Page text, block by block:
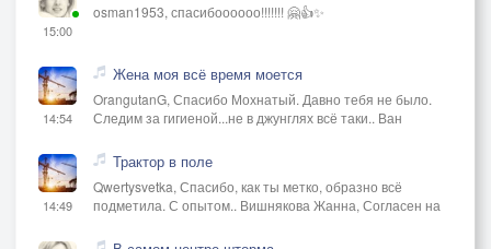
15:00
osman1953, спасибоооооо!!!!!!! 🤗👍✨
14:54
Жена моя всё время моется
OrangutanG, Спасибо Мохнатый. Давно тебя не было.
Следим за гигиеной...не в джунглях всё таки.. Ван
14:49
Трактор в поле
Qwertysvetka, Спасибо, как ты метко, образно всё
подметила. С опытом.. Вишнякова Жанна, Согласен на